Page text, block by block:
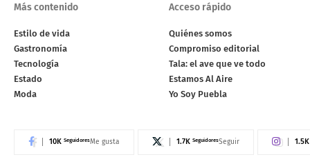
Más contenido
Estilo de vida
Gastronomía
Tecnología
Estado
Moda
Acceso rápido
Quiénes somos
Compromiso editorial
Tala: el ave que ve todo
Estamos Al Aire
Yo Soy Puebla
10K SeguidoresMe gusta 1.7K SeguidoresSeguir 1.5K